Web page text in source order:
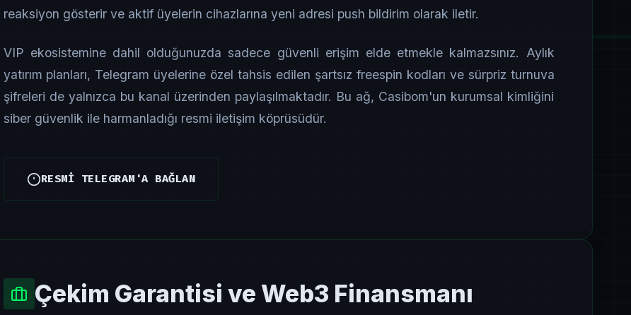
reaksiyon gösterir ve aktif üyelerin cihazlarına yeni adresi push bildirim olarak iletir.
VIP ekosistemine dahil olduğunuzda sadece güvenli erişim elde etmekle kalmazsınız. Aylık
yatırım planları, Telegram üyelerine özel tahsis edilen şartsız freespin kodları ve sürpriz turnuva
şifreleri de yalnızca bu kanal üzerinden paylaşılmaktadır. Bu ağ, Casibom'un kurumsal kimliğini
siber güvenlik ile harmanladığı resmi iletişim köprüsüdür.
RESMİ TELEGRAM'A BAĞLAN
Çekim Garantisi ve Web3 Finansmanı